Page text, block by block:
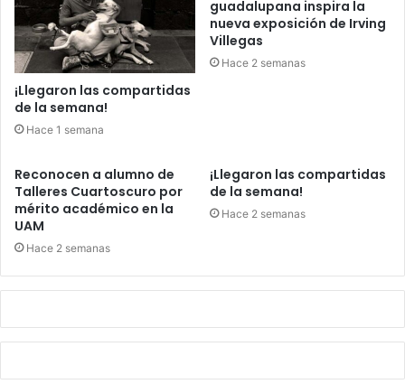
¡Llegaron las compartidas
de la semana!
Hace 1 semana
guadalupana inspira la
nueva exposición de Irving
Villegas
Hace 2 semanas
Reconocen a alumno de
Talleres Cuartoscuro por
mérito académico en la
UAM
Hace 2 semanas
¡Llegaron las compartidas
de la semana!
Hace 2 semanas